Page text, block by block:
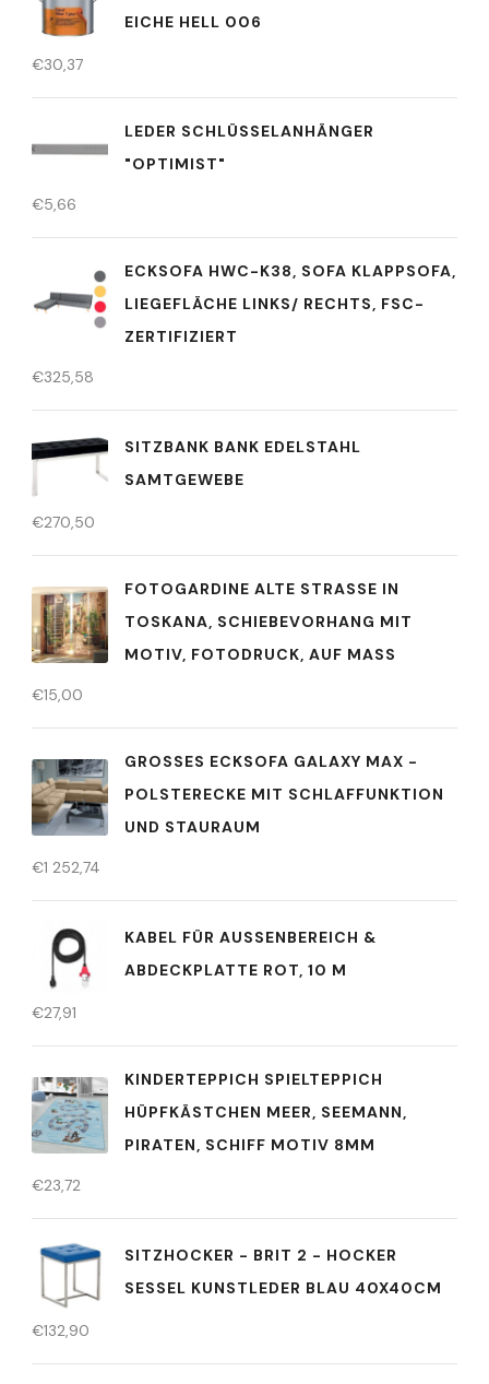
EICHE HELL 006
€30,37
LEDER SCHLÜSSELANHÄNGER
"OPTIMIST"
€5,66
ECKSOFA HWC-K38, SOFA KLAPPSOFA,
LIEGEFLÄCHE LINKS/ RECHTS, FSC-
ZERTIFIZIERT
€325,58
SITZBANK BANK EDELSTAHL
SAMTGEWEBE
€270,50
FOTOGARDINE ALTE STRASSE IN T
OSKANA, SCHIEBEVORHANG MIT M
OTIV, FOTODRUCK, AUF MASS
€15,00
GROSSES ECKSOFA GALAXY MAX - P
OLSTERECKE MIT SCHLAFFUNKTION U
ND STAURAUM
€1 252,74
KABEL FÜR AUSSENBEREICH & A
BDECKPLATTE ROT, 10 M
€27,91
KINDERTEPPICH SPIELTEPPICH
HÜPFKÄSTCHEN MEER, SEEMANN,
PIRATEN, SCHIFF MOTIV 8MM
€23,72
SITZHOCKER - BRIT 2 - HOCKER
SESSEL KUNSTLEDER BLAU 40X40CM
€132,90